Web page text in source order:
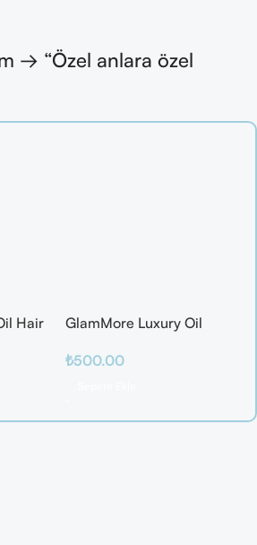
→ “Özel anlara özel
Hair
GlamMore Luxury Oil
Saç Kırılmalarına Karşı
₺500.00